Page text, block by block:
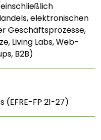
elektronischen
Geschäftsprozesse,
Living Labs, Web-
B2B)
(EFRE-FP 21-27)